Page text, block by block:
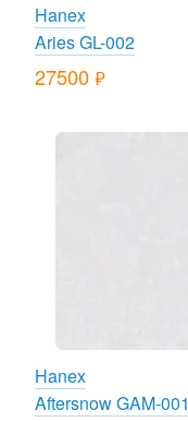
Hanex
Aries GL-002
27500руб.
Hanex
Aftersnow GAM-001